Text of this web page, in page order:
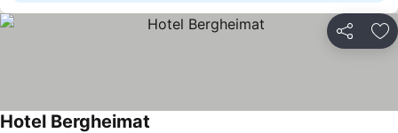
Sdílet
Hotel Bergheimat